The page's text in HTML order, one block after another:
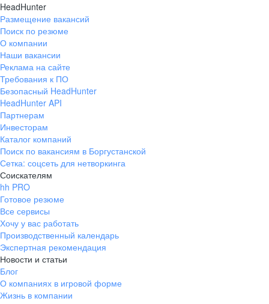
HeadHunter
Размещение вакансий
Поиск по резюме
О компании
Наши вакансии
Реклама на сайте
Требования к ПО
Безопасный HeadHunter
HeadHunter API
Партнерам
Инвесторам
Каталог компаний
Поиск по вакансиям в Боргустанской
Сетка: соцсеть для нетворкинга
Соискателям
hh PRO
Готовое резюме
Все сервисы
Хочу у вас работать
Производственный календарь
Экспертная рекомендация
Новости и статьи
Блог
О компаниях в игровой форме
Жизнь в компании